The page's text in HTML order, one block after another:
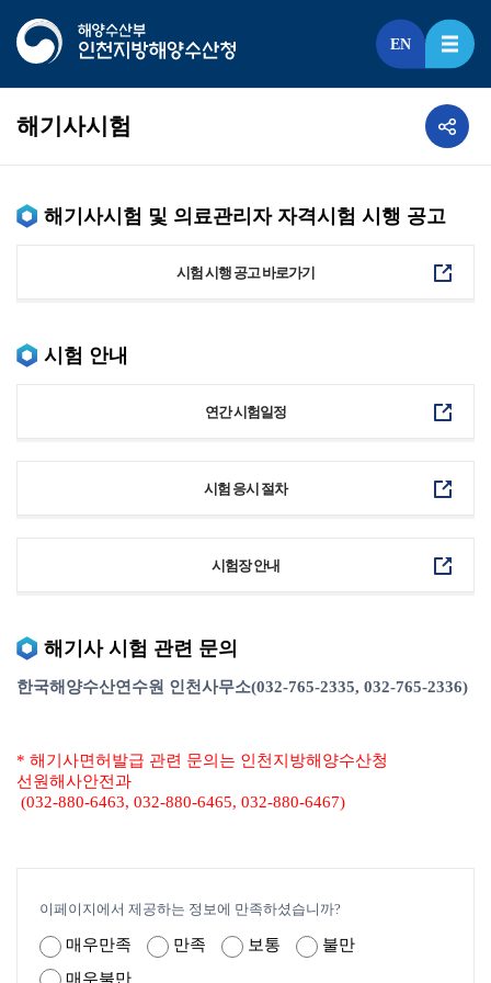
EN
해기사시험
해기사시험 및 의료관리자 자격시험 시행 공고
시험 시행 공고 바로가기
시험 안내
연간 시험일정
시험 응시 절차
시험장 안내
해기사 시험 관련 문의
한국해양수산연수원 인천사무소(032-765-2335, 032-765-2336)
* 해기사면허발급 관련 문의는 인천지방해양수산청
선원해사안전과
(032-880-6463, 032-880-6465, 032-880-6467)
이페이지에서 제공하는 정보에 만족하셨습니까?
매우만족 만족 보통
불만
매우불만